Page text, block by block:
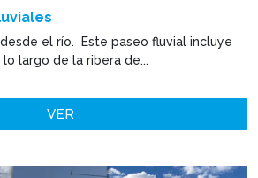
el río. Este paseo fluvial incluye
largo de la ribera de...
VER